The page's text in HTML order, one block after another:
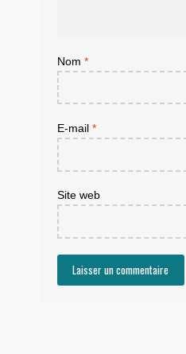
Nom *
E-mail *
Site web